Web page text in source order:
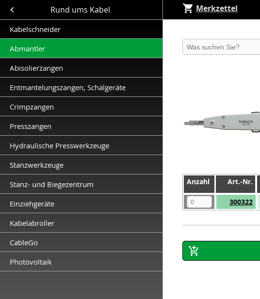
Close submenu (Rund ums Kabel )
Rund ums Kabel
Kabelschneider
Abmantler
Abisolierzangen
Entmantelungszangen, Schälgeräte
Crimpzangen
Presszangen
Hydraulische Presswerkzeuge
Stanzwerkzeuge
Stanz- und Biegezentrum
Einziehgeräte
Kabelabroller
CableGo
Photovoltaik
Merkzettel
Produkt suchen
Anzahl Art.-Nr.
Anzahl
Art.-Nr.
300322
Anzahl